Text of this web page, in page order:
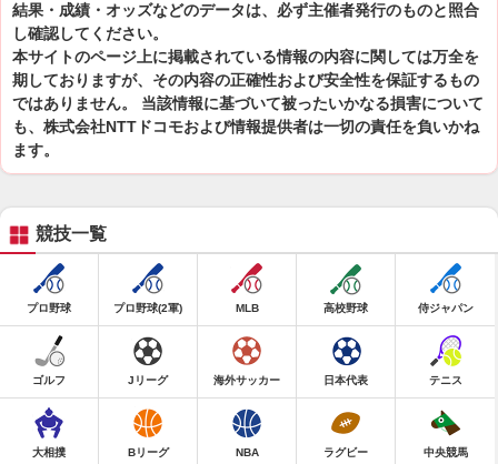
結果・成績・オッズなどのデータは、必ず主催者発行のものと照合
し確認してください。
本サイトのページ上に掲載されている情報の内容に関しては万全を
期しておりますが、その内容の正確性および安全性を保証するもの
ではありません。 当該情報に基づいて被ったいかなる損害について
も、株式会社NTTドコモおよび情報提供者は一切の責任を負いかね
ます。
競技一覧
プロ野球 プロ野球(2軍) MLB 高校野球 侍ジャパン
ゴルフ Jリーグ 海外サッカー 日本代表 テニス
大相撲 Bリーグ NBA ラグビー 中央競馬